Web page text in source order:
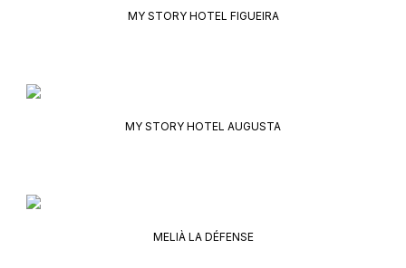
MY STORY HOTEL FIGUEIRA
MY STORY HOTEL AUGUSTA
MELIÀ LA DÉFENSE